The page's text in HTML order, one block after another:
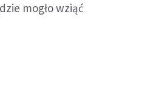
mogło wziąć